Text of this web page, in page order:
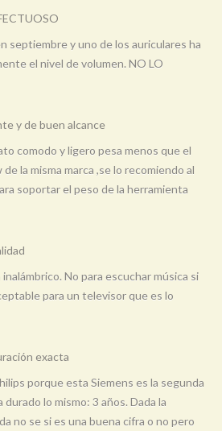
septiembre y uno de los auriculares ha
el nivel de volumen. NO LO
y de buen alcance
comodo y ligero pesa menos que el
la misma marca ,se lo recomiendo al
soportar el peso de la herramienta
No para escuchar música si
para un televisor que es lo
exacta
porque esta Siemens es la segunda
lo mismo: 3 años. Dada la
no se si es una buena cifra o no pero